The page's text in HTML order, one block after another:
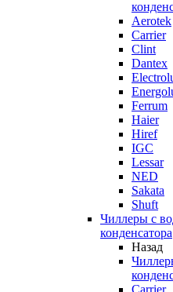
Aerotek
Carrier
Clint
Dantex
Ferrum
Haier
Hiref
IGC
Lessar
NED
Sakata
Shuft
Чиллеры с
конденсатора
Назад
Carrier